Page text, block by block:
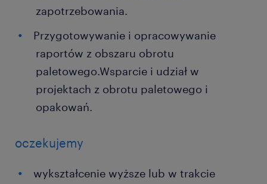
zapotrzebowania.
Przygotowywanie i opracowywanie
raportów z obszaru obrotu
paletowego.Wsparcie i udział w
projektach z obrotu paletowego i
opakowań.
oczekujemy
wykształcenie wyższe lub w trakcie